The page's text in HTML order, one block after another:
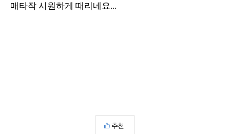
매타작 시원하게 때리네요...
추천